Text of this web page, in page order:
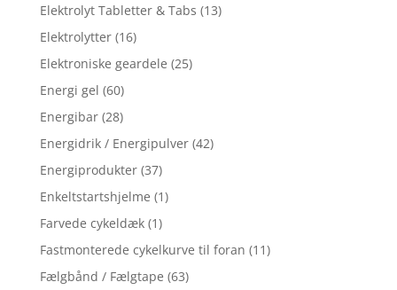
Elektrolyt Tabletter & Tabs (13)
Elektrolytter (16)
Elektroniske geardele (25)
Energi gel (60)
Energibar (28)
Energidrik / Energipulver (42)
Energiprodukter (37)
Enkeltstartshjelme (1)
Farvede cykeldæk (1)
Fastmonterede cykelkurve til foran (11)
Fælgbånd / Fælgtape (63)